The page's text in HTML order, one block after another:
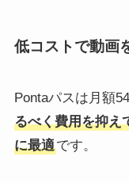
低コストで動画
Pontaパスは月額
るべく費用を抑え
に最適です。